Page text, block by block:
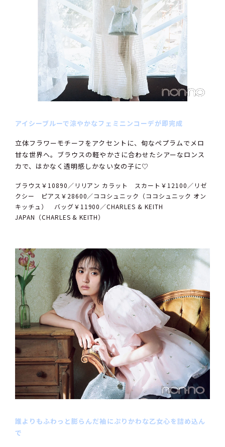
アイシーブルーで涼やかなフェミニンコーデが即完成
立体フラワーモチーフをアクセントに、旬なペプラムでメロ
甘な世界へ。ブラウスの軽やかさに合わせたシアーなロンス
カで、はかなく透明感しかない女の子に♡
ブラウス￥10890／リリアン カラット スカート￥12100／リゼ
クシー ピアス￥28600／ココシュニック（ココシュニック オン
キッチュ） バッグ￥11900／CHARLES & KEITH
JAPAN（CHARLES & KEITH）
誰よりもふわっと膨らんだ袖にぷりかわな乙女心を詰め込ん
で